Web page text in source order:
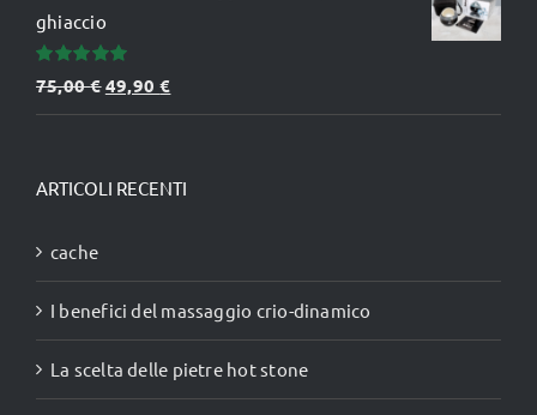
ghiaccio
Valutato
5.00su 5
75,00€Il
prezzo
era:
49,90€
prezzo
è:
ARTICOLI RECENTI
cache
I benefici del massaggio crio-dinamico
La scelta delle pietre hot stone